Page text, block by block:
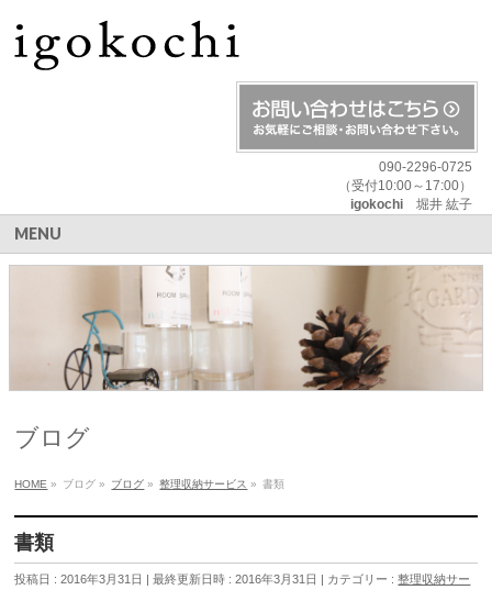
090-2296-0725
（受付10:00～17:00）
igokochi堀井 紘子
MENU
ブログ
HOME » ブログ » ブログ » 整理収納サービス » 書類
書類
投稿日 : 2016年3月31日 最終更新日時 : 2016年3月31日 カテゴリー :整理収納サー